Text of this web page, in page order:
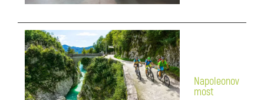
Napoleonov
most